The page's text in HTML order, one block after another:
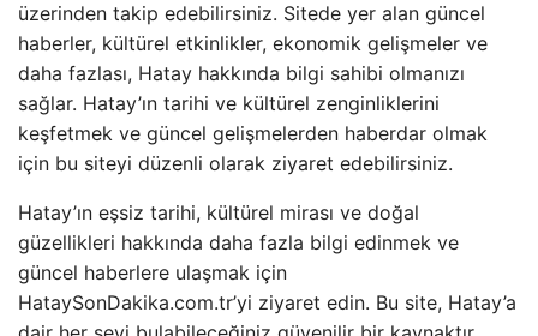
üzerinden takip edebilirsiniz. Sitede yer alan güncel
haberler, kültürel etkinlikler, ekonomik gelişmeler ve
daha fazlası, Hatay hakkında bilgi sahibi olmanızı
sağlar. Hatay’ın tarihi ve kültürel zenginliklerini
keşfetmek ve güncel gelişmelerden haberdar olmak
için bu siteyi düzenli olarak ziyaret edebilirsiniz.
Hatay’ın eşsiz tarihi, kültürel mirası ve doğal
güzellikleri hakkında daha fazla bilgi edinmek ve
güncel haberlere ulaşmak için
HataySonDakika.com.tr’yi ziyaret edin. Bu site, Hatay’a